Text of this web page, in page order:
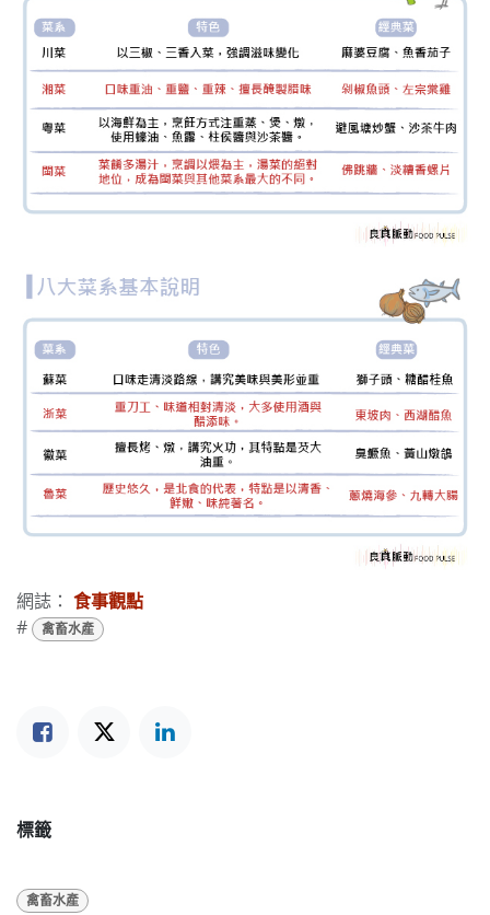
網誌： 食事觀點
#
禽畜水產
標籤
禽畜水產